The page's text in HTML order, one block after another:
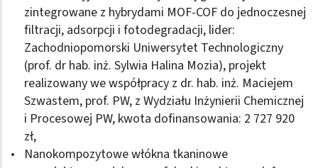
zintegrowane z hybrydami MOF-COF do jednoczesnej
filtracji, adsorpcji i fotodegradacji, lider:
Zachodniopomorski Uniwersytet Technologiczny
(prof. dr hab. inż. Sylwia Halina Mozia), projekt
realizowany we współpracy z dr. hab. inż. Maciejem
Szwastem, prof. PW, z Wydziału Inżynierii Chemicznej
i Procesowej PW, kwota dofinansowania: 2 727 920
zł,
Nanokompozytowe włókna tkaninowe